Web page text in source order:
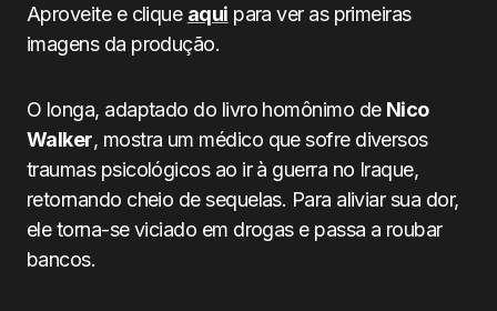
Aproveite e clique aqui para ver as primeiras
imagens da produção.
O longa, adaptado do livro homônimo de Nico
Walker, mostra um médico que sofre diversos
traumas psicológicos ao ir à guerra no Iraque,
retornando cheio de sequelas. Para aliviar sua dor,
ele torna-se viciado em drogas e passa a roubar
bancos.